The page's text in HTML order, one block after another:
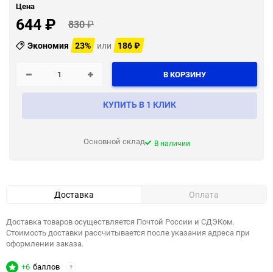
Цена
644₽ 830₽
Экономия 23% или 186₽
В КОРЗИНУ
КУПИТЬ В 1 КЛИК
Основной склад В наличии
Доставка Оплата
Доставка товаров осуществляется Почтой России и СДЭКом.
Стоимость доставки рассчитывается после указания адреса при
оформлении заказа.
+6 баллов ?